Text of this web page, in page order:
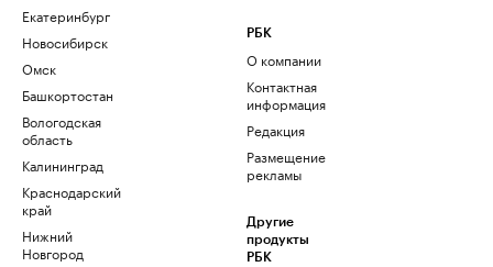
Екатеринбург
Новосибирск
Омск
Башкортостан
Вологодская
область
Калининград
Краснодарский
край
Нижний
Новгород
РБК
О компании
Контактная
информация
Редакция
Размещение
рекламы
Другие
продукты
РБК